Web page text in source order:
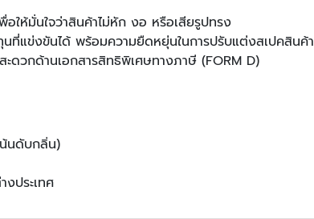
ห้มั่นใจว่าสินค้าไม่หัก งอ หรือเสียรูปทรง
ที่แข่งขันได้ พร้อมความยืดหยุ่นในการปรับแต่งสเปคสินค้า
ดวกด้านเอกสารสิทธิพิเศษทางภาษี (FORM D)
นดับกลิ่น)
ประเทศ